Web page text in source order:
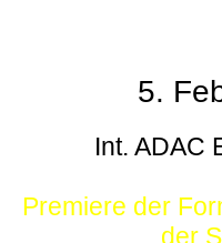
5.
Int. ADAC
Premiere der
der